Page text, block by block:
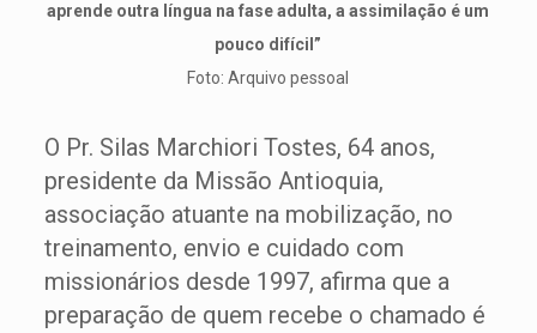
aprende outra língua na fase adulta, a assimilação é um
pouco difícil”
Foto: Arquivo pessoal
O Pr. Silas Marchiori Tostes, 64 anos,
presidente da Missão Antioquia,
associação atuante na mobilização, no
treinamento, envio e cuidado com
missionários desde 1997, afirma que a
preparação de quem recebe o chamado é